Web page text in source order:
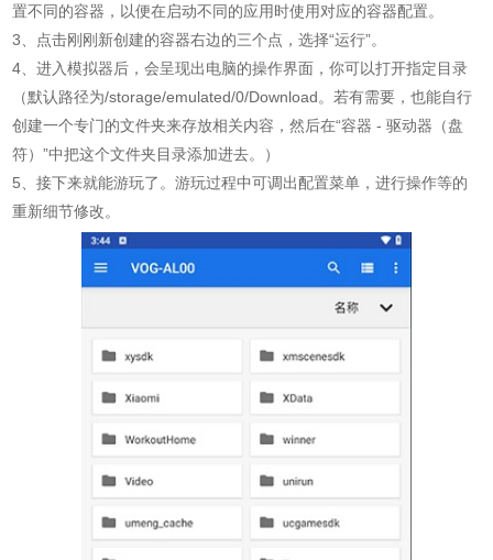
置不同的容器，以便在启动不同的应用时使用对应的容器配置。
3、点击刚刚新创建的容器右边的三个点，选择“运行”。
4、进入模拟器后，会呈现出电脑的操作界面，你可以打开指定目录
（默认路径为/storage/emulated/0/Download。若有需要，也能自行
创建一个专门的文件夹来存放相关内容，然后在“容器 - 驱动器（盘
符）”中把这个文件夹目录添加进去。）
5、接下来就能游玩了。游玩过程中可调出配置菜单，进行操作等的
重新细节修改。